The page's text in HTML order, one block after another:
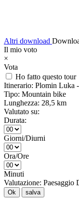
Altri download
Il mio voto
×
Vota
Ho fatto questo tour
Itinerario: Plomin Luka
Tipo: Mountain bike
Lunghezza: 28,5 km
Valutato su:
Durata:
Giorni/Diurni
Ora/Ore
Minuti
Valutazione: Paesaggio
Ok salva